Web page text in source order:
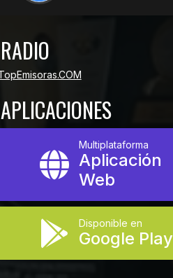
RADIO
APLICACIONES
Multiplataforma
Aplicación
Web
Disponible en
Google Play